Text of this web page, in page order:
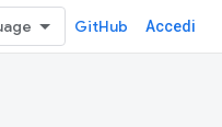
GitHub Accedi